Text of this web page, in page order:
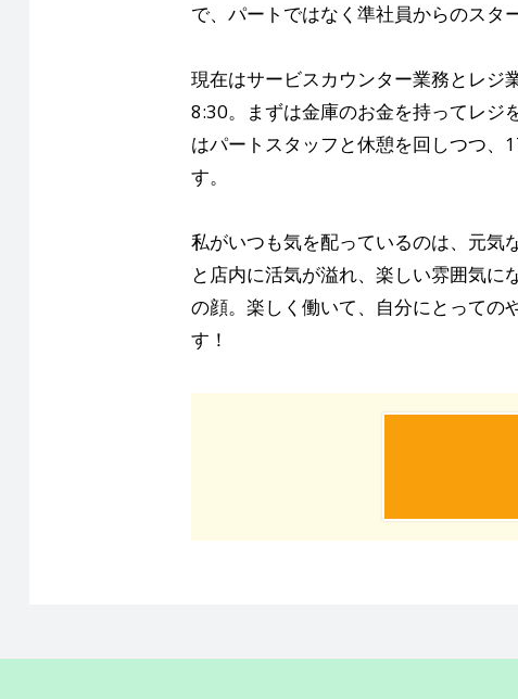
で、パートではなく準社員からのスタ
現在はサービスカウンター業務とレジ
8:30。まずは金庫のお金を持ってレジ
はパートスタッフと休憩を回しつつ、
す。
私がいつも気を配っているのは、元気
と店内に活気が溢れ、楽しい雰囲気
の顔。楽しく働いて、自分にとっての
す！